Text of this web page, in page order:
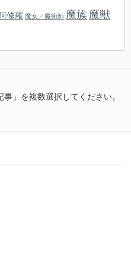
阿修羅 魔女／魔術師 魔族 魔獣
」を複数選択してください。